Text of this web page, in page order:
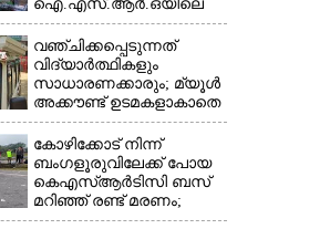
ഐ.എസ്.ആർ.ഒയിലെ
ഉന്നതൻ
വഞ്ചിക്കപ്പെടുന്നത്
വിദ്യാർത്ഥികളും
സാധാരണക്കാരും; മ്യൂൾ
അക്കൗണ്ട് ഉടമകളാകാതെ
ശ്രദ്ധിക്കുക,
നിർദ്ദേശങ്ങളുമായി
പൊലീസ്
കോഴിക്കോട് നിന്ന്
ബംഗളൂരുവിലേക്ക് പോയ
കെഎസ്‌ആർടിസി ബസ്
മറിഞ്ഞ് രണ്ട് മരണം;
നിരവധിപേർ